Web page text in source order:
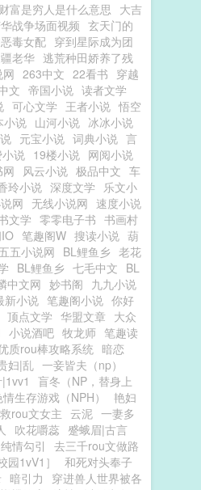
富是穷人是什么意思
大吉
战争场面视频 玄天门的
毒女配 穿到星际成为团
老华 逃荒种田娇养了残
263中文 22看书 穿越
文 帝国小说 读者文学
可心文学 王者小说 悟空
小说 山河小说 冰冰小说
元宝小说 词典小说 言
说 19楼小说 网阅小说
风云小说 极品中文 车
玲小说 深度文学 乐文小
网 无线小说网 速度小说
文学 零零电子书 书画村
笔趣阁W 搜读小说 葫
五五小说网 BL鲤鱼乡 老花
BL鲤鱼乡 七毛中文 BL
中文网 妙书阁 九九小说
新小说 笔趣阁小说 你好
顶点文学 华盟文章 大众
小说酒吧 牧龙师 笔趣读
质rou棒攻略系统 暗恋
妇|乱 一妾皆夫（np）
盲冬（NP，替身上
生存游戏（NPH）
艳妇
rou文女主 云泥 一妻多
吹花嚼蕊 蹙蛾眉|古言
纯情勾引
去三千rou文做路
园1vV1］
和死对头奉子
暗引力
穿进兽人世界被各